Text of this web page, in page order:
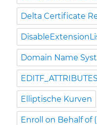
Delta Certificate
Domain Name
Elliptische Kurven
Enroll on Behalf of